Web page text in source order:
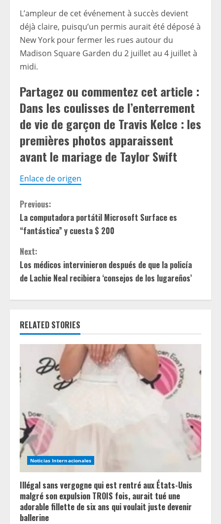
L’ampleur de cet événement à succès devient
déjà claire, puisqu’un permis aurait été déposé à
New York pour fermer les rues autour du
Madison Square Garden du 2 juillet au 4 juillet à
midi.
Partagez ou commentez cet article :
Dans les coulisses de l’enterrement
de vie de garçon de Travis Kelce : les
premières photos apparaissent
avant le mariage de Taylor Swift
Enlace de origen
C
o
n
t
u
R
a
d
i
n
g
Previous:
La computadora portátil Microsoft Surface es
“fantástica” y cuesta $ 200
Next:
Los médicos intervinieron después de que la policía
de Lachie Neal recibiera ‘consejos de los lugareños’
RELATED STORIES
Noticias Internacionales
Illégal sans vergogne qui est rentré aux États-Unis
malgré son expulsion TROIS fois, aurait tué une
adorable fillette de six ans qui voulait juste devenir
ballerine